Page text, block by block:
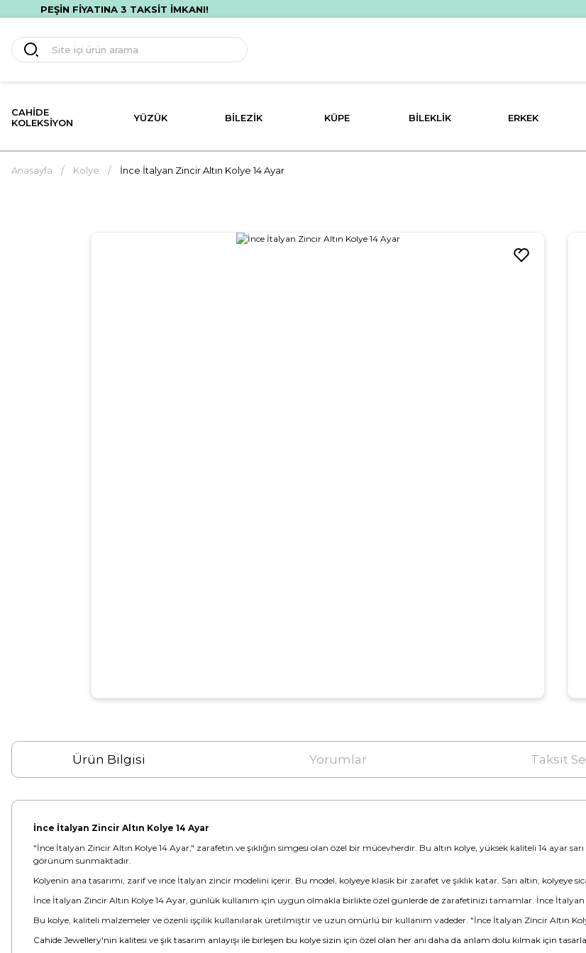
PEŞİN FİYATINA 3 TAKSİT İMKANI!
CAHIDE
KOLEKSIYON
YÜZÜK BILEZIK KÜPE BILEKLIK ERKEK
Anasayfa Kolye İnce İtalyan Zincir Altın Kolye 14 Ayar
Ürün Bilgisi Yorumlar Taksit
İnce İtalyan Zincir Altın Kolye 14 Ayar
"İnce İtalyan Zincir Altın Kolye 14 Ayar," zarafetin ve şıklığın simgesi olan özel bir mücevherdir. Bu altın kolye, yüksek kaliteli 14 ayar
görünüm sunmaktadır.
Kolyenin ana tasarımı, zarif ve ince İtalyan zincir modelini içerir. Bu model, kolyeye klasik bir zarafet ve şıklık katar. Sarı altın, kolyeye
İnce İtalyan Zincir Altın Kolye 14 Ayar, günlük kullanım için uygun olmakla birlikte özel günlerde de zarafetinizi tamamlar. İnce
Bu kolye, kaliteli malzemeler ve özenli işçilik kullanılarak üretilmiştir ve uzun ömürlü bir kullanım vadeder. "İnce İtalyan Zincir Altın
Cahide Jewellery'nin kalitesi ve şık tasarım anlayışı ile birleşen bu kolye sizin için özel olan her anı daha da anlam dolu kılmak için